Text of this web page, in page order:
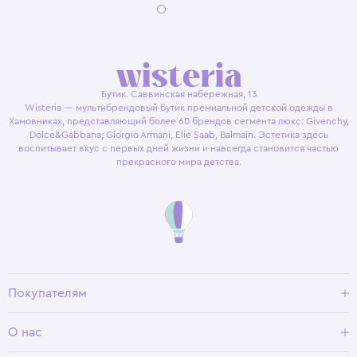
Бутик. Саввинская набережная, 13
Wisteria — мультибрендовый бутик премиальной детской одежды в
Хамовниках, представляющий более 60 брендов сегмента люкс: Givenchy,
Dolce&Gabbana, Giorgio Armani, Elie Saab, Balmain. Эстетика здесь
воспитывает вкус с первых дней жизни и навсегда становится частью
прекрасного мира детства.
Покупателям
Условия возврата
О нас